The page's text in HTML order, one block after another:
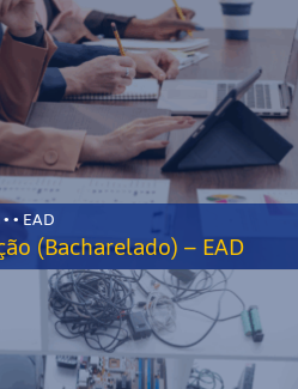
Divinópolis-MG • • EAD
(Bacharelado) – EAD